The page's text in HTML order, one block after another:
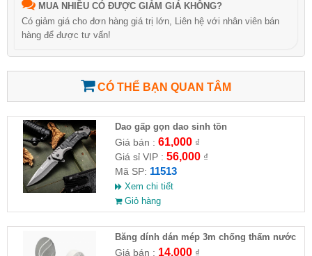
MUA NHIỀU CÓ ĐƯỢC GIẢM GIÁ KHÔNG?
Có giảm giá cho đơn hàng giá trị lớn, Liên hệ với nhân viên bán
hàng để được tư vấn!
CÓ THỂ BẠN QUAN TÂM
Dao gấp gọn dao sinh tồn
Giá bán : 61,000₫
Giá sỉ VIP : 56,000₫
Mã SP: 11513
Xem chi tiết
Giỏ hàng
Băng dính dán mép 3m chống thấm nước
Giá bán : 14,000₫